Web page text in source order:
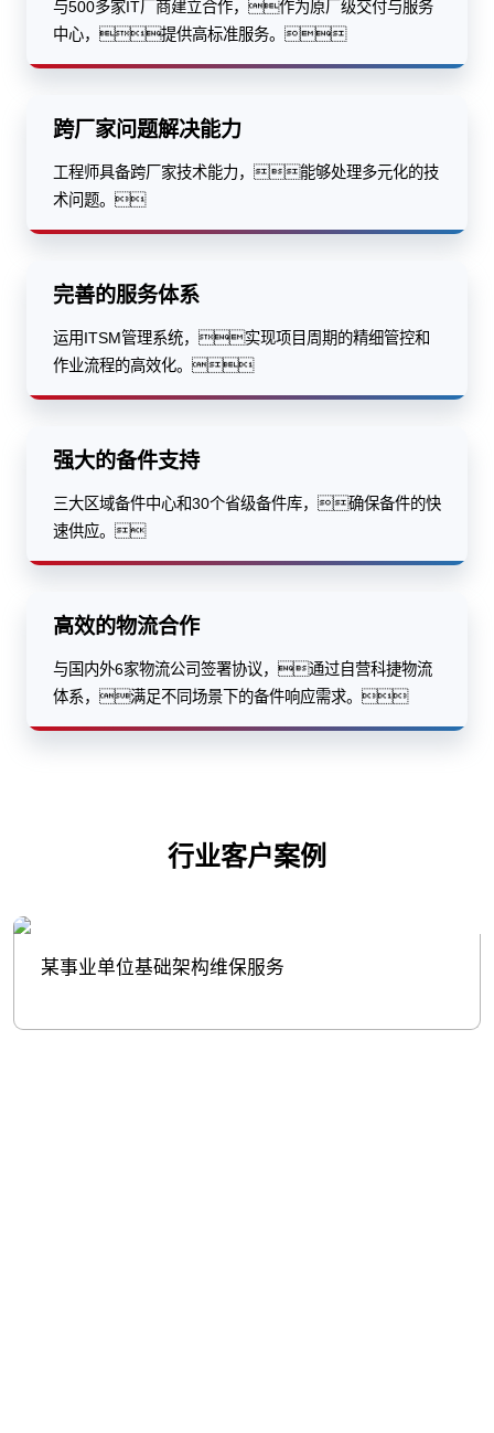
与500多家IT厂商建立合作，作为原厂级交付与服务
中心，提供高标准服务。
跨厂家问题解决能力
工程师具备跨厂家技术能力，能够处理多元化的技
术问题。
完善的服务体系
运用ITSM管理系统，实现项目周期的精细管控和
作业流程的高效化。
强大的备件支持
三大区域备件中心和30个省级备件库，确保备件的快
速供应。
高效的物流合作
与国内外6家物流公司签署协议，通过自营科捷物流
体系，满足不同场景下的备件响应需求。
行业客户案例
某事业单位基础架构维保服务